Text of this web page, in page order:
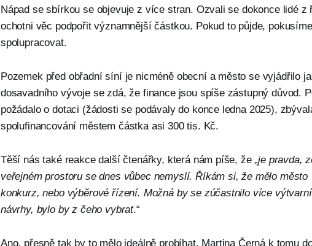
Nápad se sbírkou se objevuje z více stran. Ozvali se dokonce lidé z
ochotni věc podpořit významnější částkou. Pokud to půjde,
spolupracovat.
Pozemek před obřadní síní je nicméně obecní a město se vyjádřilo
dosavadního vývoje se zdá, že finance jsou spíše zástupný důvod.
požádalo o dotaci (žádosti se podávaly do konce ledna 2025),
spolufinancování městem částka asi 300 tis. Kč.
Těší nás také reakce další čtenářky, která nám píše, že „je pravda,
veřejném prostoru se dnes vůbec nemyslí. Říkám si, že mělo
konkurz, nebo výběrové řízení. Možná by se zúčastnilo více
návrhy, bylo by z čeho vybrat.“
Ano, přesně tak by to mělo ideálně probíhat. Martina Černá k tomu